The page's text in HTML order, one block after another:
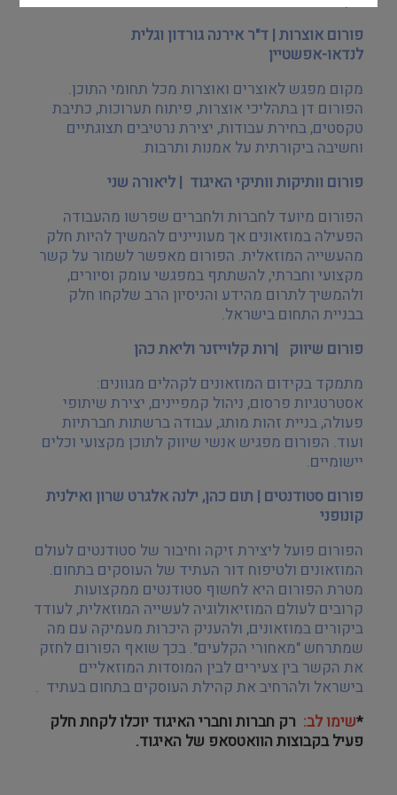
פורום אוצרות | ד"ר אירנה גורדון וגלית
לנדאו-אפשטיין
מקום מפגש לאוצרים ואוצרות מכל תחומי התוכן.
הפורום דן בתהליכי אוצרות, פיתוח תערוכות, כתיבת
טקסטים, בחירת עבודות, יצירת נרטיבים תצוגתיים
וחשיבה ביקורתית על אמנות ותרבות.
פורום וותיקות וותיקי האיגוד | ליאורה שני
הפורום מיועד לחברות ולחברים שפרשו מהעבודה
הפעילה במוזאונים אך מעוניינים להמשיך להיות חלק
מהעשייה המוזאלית. הפורום מאפשר לשמור על קשר
מקצועי וחברתי, להשתתף במפגשי עומק וסיורים,
ולהמשיך לתרום מהידע והניסיון הרב שלקחו חלק
בבניית התחום בישראל.
פורום שיווק |רות קלוייזנר וליאת כהן
מתמקד בקידום המוזאונים לקהלים מגוונים:
אסטרטגיות פרסום, ניהול קמפיינים, יצירת שיתופי
פעולה, בניית זהות מותג, עבודה ברשתות חברתיות
ועוד. הפורום מפגיש אנשי שיווק לתוכן מקצועי וכלים
יישומיים.
פורום סטודנטים | תום כהן, ילנה אלגרט שרון ואילנית
קונופני
הפורום פועל ליצירת זיקה וחיבור של סטודנטים לעולם
המוזאונים ולטיפוח דור העתיד של העוסקים בתחום.
מטרת הפורום היא לחשוף סטודנטים ממקצועות
קרובים לעולם המוזיאולוגיה לעשייה המוזאלית, לעודד
ביקורים במוזאונים, ולהעניק היכרות מעמיקה עם מה
שמתרחש "מאחורי הקלעים". בכך שואף הפורום לחזק
את הקשר בין צעירים לבין המוסדות המוזאליים
בישראל ולהרחיב את קהילת העוסקים בתחום בעתיד .
*שימו לב: רק חברות וחברי האיגוד יוכלו לקחת חלק
פעיל בקבוצות הוואטסאפ של האיגוד.